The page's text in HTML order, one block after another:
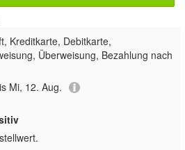
Kreditkarte, Debitkarte,
Überweisung, Bezahlung nach
Mi, 12. Aug.